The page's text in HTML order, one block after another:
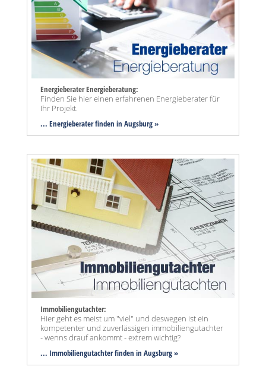
Energieberater Energieberatung:
Finden Sie hier einen erfahrenen Energieberater für
Ihr Projekt.
... Energieberater finden in Augsburg »
Immobiliengutachter:
Hier geht es meist um "viel" und deswegen ist ein
kompetenter und zuverlässigen immobiliengutachter
- wenns drauf ankommt - extrem wichtig?
... Immobiliengutachter finden in Augsburg »